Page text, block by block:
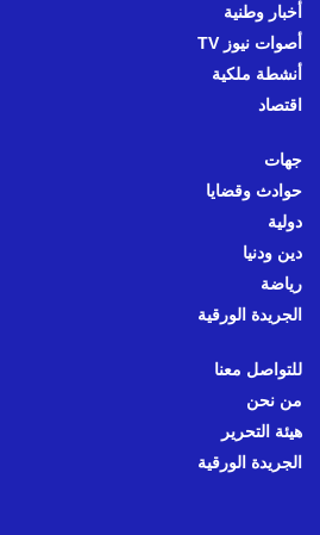
أخبار وطنية
أصوات نيوز TV
أنشطة ملكية
اقتصاد
جهات
حوادث وقضايا
دولية
دين ودنيا
رياضة
الجريدة الورقية
للتواصل معنا
من نحن
هيئة التحرير
الجريدة الورقية